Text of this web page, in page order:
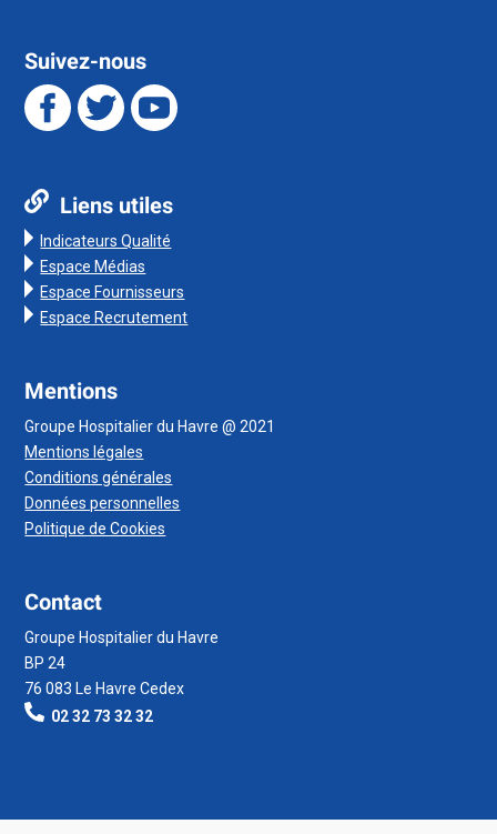
Suivez-nous
Liens utiles
Indicateurs Qualité
Espace Médias
Espace Fournisseurs
Espace Recrutement
Mentions
Groupe Hospitalier du Havre @ 2021
Mentions légales
Conditions générales
Données personnelles
Politique de Cookies
Contact
Groupe Hospitalier du Havre
BP 24
76 083 Le Havre Cedex
02 32 73 32 32